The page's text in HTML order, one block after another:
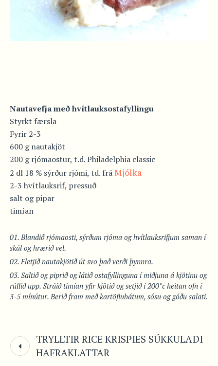
Nautavefja með hvítlauksostafyllingu
Styrkt færsla
Fyrir 2-3
600 g nautakjöt
200 g rjómaostur, t.d. Philadelphia classic
2 dl 18 % sýrður rjómi, td. fráMjólka
2-3 hvítlauksrif, pressuð
salt og pipar
timían
Blandið rjómaosti, sýrðum rjóma og hvítlauksrifjum saman í
skál og hrærið vel.
Fletjið nautakjötið út svo það verði þynnra.
Saltið og piprið og látið ostafyllinguna í miðjuna á kjötinu og
rúllið upp. Stráið timían yfir kjötið og setjið í 200°c heitan ofn í
3-5 mínútur. Berið fram með kartöflubátum, sósu og góðu salati.
TRYLLTIR RICE KRISPIES SÚKKULAÐI
HAFRAKLATTAR